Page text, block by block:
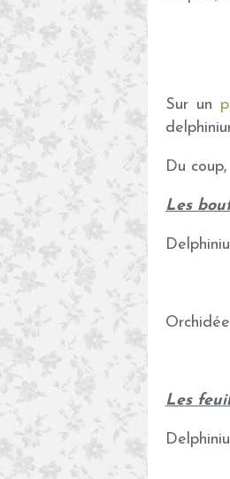
Sur un
Du
Les
Les